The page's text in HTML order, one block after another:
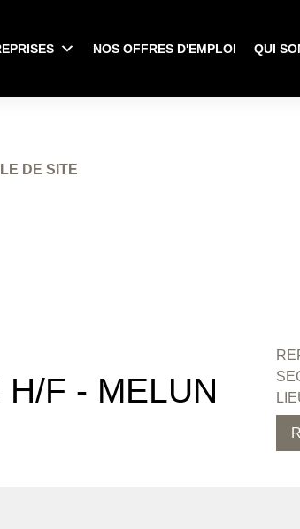
NOS OFFRES D'EMPLOI QUI
DE SITE
F - MELUN